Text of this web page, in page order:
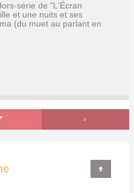
série de "L'Écran
et une nuits et ses
(du muet au parlant en